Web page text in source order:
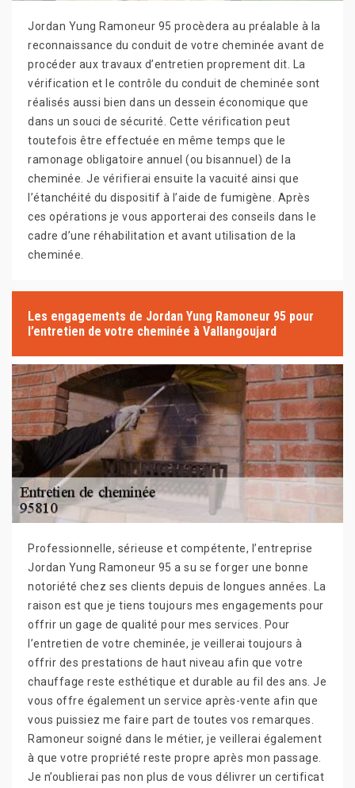
Jordan Yung Ramoneur 95 procèdera au préalable à la
reconnaissance du conduit de votre cheminée avant de
procéder aux travaux d’entretien proprement dit. La
vérification et le contrôle du conduit de cheminée sont
réalisés aussi bien dans un dessein économique que
dans un souci de sécurité. Cette vérification peut
toutefois être effectuée en même temps que le
ramonage obligatoire annuel (ou bisannuel) de la
cheminée. Je vérifierai ensuite la vacuité ainsi que
l’étanchéité du dispositif à l’aide de fumigène. Après
ces opérations je vous apporterai des conseils dans le
cadre d’une réhabilitation et avant utilisation de la
cheminée.
Les engagements de Jordan Yung Ramoneur 95 pour
l’entretien de votre cheminée à Vallangoujard
Professionnelle, sérieuse et compétente, l’entreprise
Jordan Yung Ramoneur 95 a su se forger une bonne
notoriété chez ses clients depuis de longues années. La
raison est que je tiens toujours mes engagements pour
offrir un gage de qualité pour mes services. Pour
l’entretien de votre cheminée, je veillerai toujours à
offrir des prestations de haut niveau afin que votre
chauffage reste esthétique et durable au fil des ans. Je
vous offre également un service après-vente afin que
vous puissiez me faire part de toutes vos remarques.
Ramoneur soigné dans le métier, je veillerai également
à que votre propriété reste propre après mon passage.
Je n’oublierai pas non plus de vous délivrer un certificat